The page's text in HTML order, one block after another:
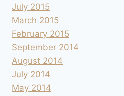
July 2015
March 2015
February 2015
September 2014
August 2014
July 2014
May 2014